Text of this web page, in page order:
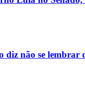
diz não se